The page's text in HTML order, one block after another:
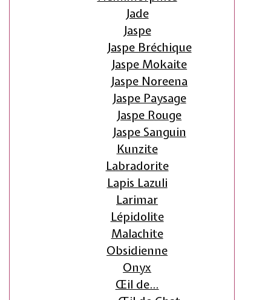
Jade
Jaspe
Jaspe Bréchique
Jaspe Mokaite
Jaspe Noreena
Jaspe Paysage
Jaspe Rouge
Jaspe Sanguin
Kunzite
Labradorite
Lapis Lazuli
Larimar
Lépidolite
Malachite
Obsidienne
Onyx
Œil de…